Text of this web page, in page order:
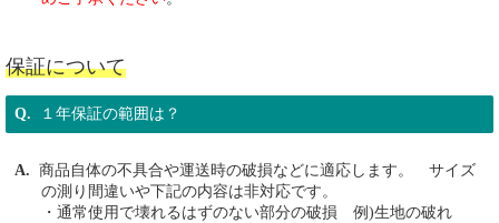
保証について
１年保証の範囲は？
商品自体の不具合や運送時の破損などに適応します。 サイズ
の測り間違いや下記の内容は非対応です。
・通常使用で壊れるはずのない部分の破損 例)生地の破れ